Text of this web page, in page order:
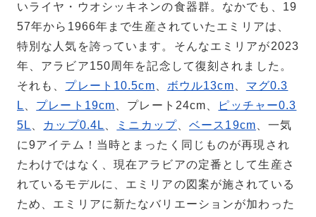
いライヤ・ウオシッキネンの食器群。なかでも、19
57年から1966年まで生産されていたエミリアは、
特別な人気を誇っています。そんなエミリアが2023
年、アラビア150周年を記念して復刻されました。
それも、 プレート10.5cm ボウル13cm
マグ0.3
L
プレート19cm 、プレート24cm、
ピッチャー0.3
5L
カップ0.4L ミニカップ、ベース19cm 、一気
に9アイテム！当時とまったく同じものが再現され
たわけではなく、現在アラビアの定番として生産さ
れているモデルに、エミリアの図案が施されている
ため、エミリアに新たなバリエーションが加わった